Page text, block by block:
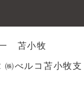
苫小牧
㈱べルコ苫小牧支